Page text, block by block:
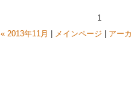
1
« 2013年11月
メインページ アー